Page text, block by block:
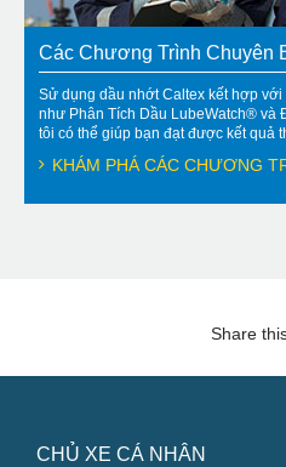
Các Chương Trình Chuyên
Sử dụng dầu nhớt Caltex kết hợp
như Phân Tích Dầu LubeWatch® và
tôi có thể giúp bạn đạt được kết quả
KHÁM PHÁ CÁC CHƯƠNG
Share
CHỦ XE CÁ NHÂN